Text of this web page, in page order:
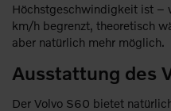
Höchstgeschwindigkeit ist –
km/h begrenzt, theoretisch
aber natürlich mehr möglich.
Ausstattung des
Der Volvo S60 bietet